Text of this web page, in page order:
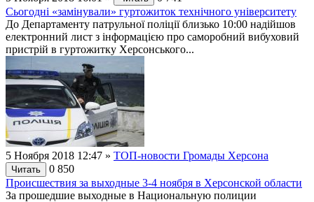
Сьогодні «замінували» гуртожиток технічного університету
До Департаменту патрульної поліції близько 10:00 надійшов
електронний лист з інформацією про саморобний вибуховий
пристрій в гуртожитку Херсонського...
5 Ноября 2018 12:47 » ТОП-новости Громады Херсона
Читать 0 850
Происшествия за выходные 3-4 ноября в Херсонской области
За прошедшие выходные в Национальную полиции